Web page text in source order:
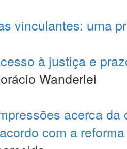
vinculantes: uma
à justiça e
Wanderlei
acerca
com a